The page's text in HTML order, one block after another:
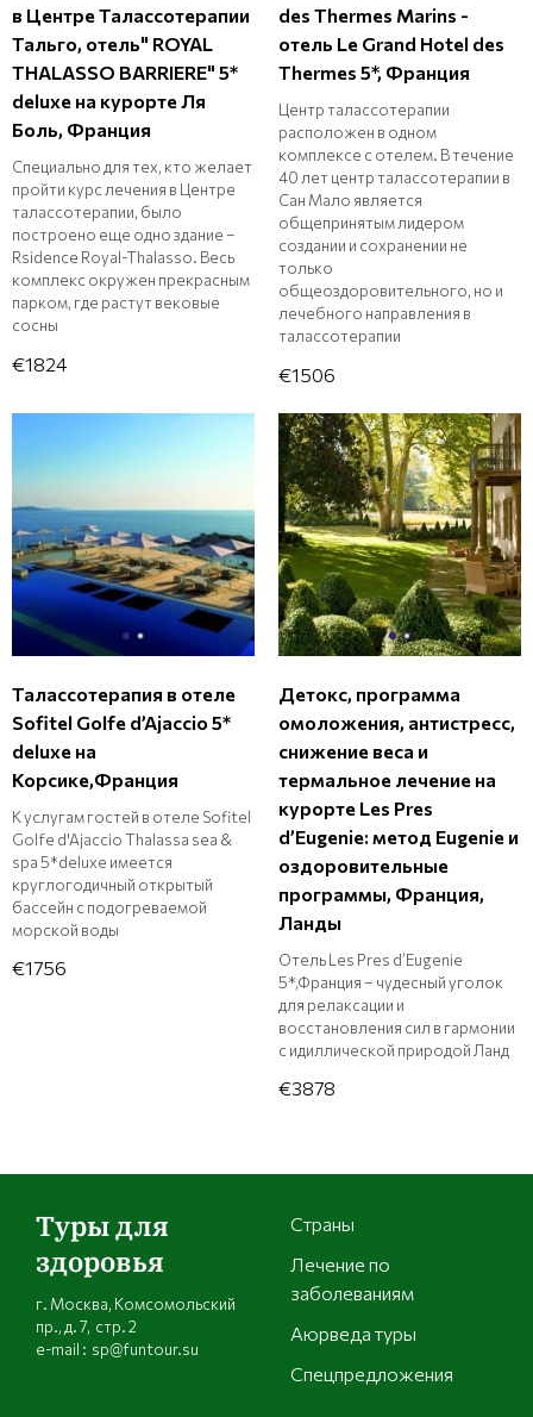
в Центре Талассотерапии
Тальго, отель" ROYAL
THALASSO BARRIERE" 5*
deluxe на курорте Ля
Боль, Франция
Специально для тех, кто желает
пройти курс лечения в Центре
талассотерапии, было
построено еще одно здание –
Rsidence Royal-Thalasso. Весь
комплекс окружен прекрасным
парком, где растут вековые
сосны
€1824
des Thermes Marins -
отель Le Grand Hotel des
Thermes 5*, Франция
Центр талассотерапии
расположен в одном
комплексе с отелем. В течение
40 лет центр талассотерапии в
Сан Мало является
общепринятым лидером
создании и сохранении не
только
общеоздоровительного, но и
лечебного направления в
талассотерапии
€1506
Талассотерапия в отеле
Sofitel Golfe d’Ajaccio 5*
deluxe на
Корсике,Франция
К услугам гостей в отеле Sofitel
Golfe d'Ajaccio Thalassa sea &
spa 5*deluxe имеется
круглогодичный открытый
бассейн с подогреваемой
морской воды
€1756
Детокс, программа
омоложения, антистресс,
снижение веса и
термальное лечение на
курорте Les Pres
d’Eugenie: метод Eugenie и
оздоровительные
программы, Франция,
Ланды
Отель Les Pres d’Eugenie
5*,Франция – чудесный уголок
для релаксации и
восстановления сил в гармонии
с идиллической природой Ланд
€3878
Туры для
здоровья
г. Москва, Комсомольский
пр., д. 7, стр. 2
e-mail : sp@funtour.su
Страны
Лечение по
заболеваниям
Аюрведа туры
Спецпредложения